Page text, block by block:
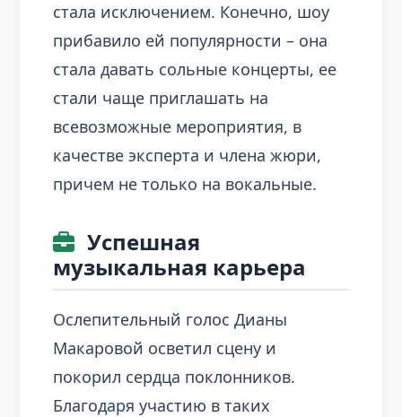
стала исключением. Конечно, шоу
прибавило ей популярности – она
стала давать сольные концерты, ее
стали чаще приглашать на
всевозможные мероприятия, в
качестве эксперта и члена жюри,
причем не только на вокальные.
Успешная
музыкальная карьера
Ослепительный голос Дианы
Макаровой осветил сцену и
покорил сердца поклонников.
Благодаря участию в таких